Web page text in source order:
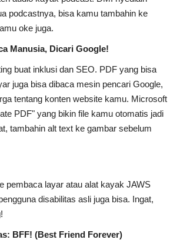
podcastnya, bisa kamu tambahin ke
oke juga.
Manusia, Dicari Google!
buat inklusi dan SEO. PDF yang bisa
juga bisa dibaca mesin pencari Google,
tentang konten website kamu. Microsoft
PDF" yang bikin file kamu otomatis jadi
tambahin alt text ke gambar sebelum
pembaca layar atau alat kayak JAWS
disabilitas asli juga bisa. Ingat,
BFF! (Best Friend Forever)